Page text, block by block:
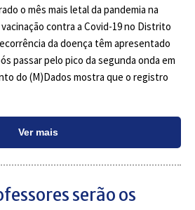
o mês mais letal da pandemia na
contra a Covid-19 no Distrito
da doença têm apresentado
passar pelo pico da segunda onda em
do (M)Dados mostra que o registro
Ver mais
serão os